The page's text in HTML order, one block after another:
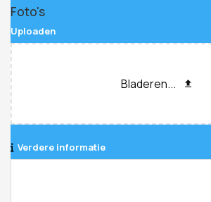
Foto's
Uploaden
Bladeren...
Verdere informatie